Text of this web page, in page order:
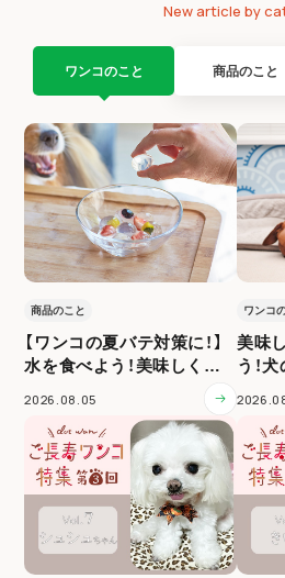
New article by
ワンコのこと 商品のこと
商品のこと
【ワンコの夏バテ対策に！】
水を食べよう！美味しく水
2026.08.05
ワンコ
美味
う！